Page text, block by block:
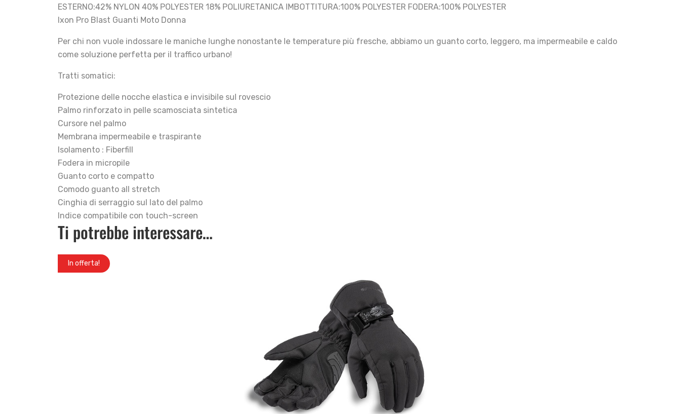
ESTERNO:42% NYLON 40% POLYESTER 18% POLIURETANICA IMBOTTITURA:100% POLYESTER FODERA:100% POLYESTER
Ixon Pro Blast Guanti Moto Donna
Per chi non vuole indossare le maniche lunghe nonostante le temperature più fresche, abbiamo un guanto corto, leggero, ma impermeabile e caldo
come soluzione perfetta per il traffico urbano!
Tratti somatici:
Protezione delle nocche elastica e invisibile sul rovescio
Palmo rinforzato in pelle scamosciata sintetica
Cursore nel palmo
Membrana impermeabile e traspirante
Isolamento : Fiberfill
Fodera in micropile
Guanto corto e compatto
Comodo guanto all stretch
Cinghia di serraggio sul lato del palmo
Indice compatibile con touch-screen
Ti potrebbe interessare…
In offerta!